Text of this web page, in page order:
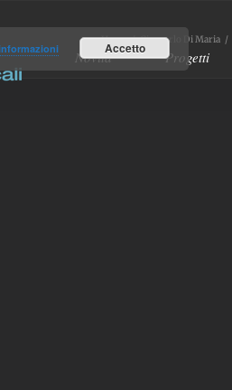
Novità Progetti
Home / Giancarlo Di Maria /
Accetto